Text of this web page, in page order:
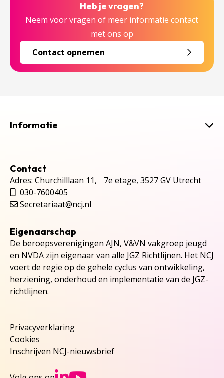
Heb je vragen?
Neem voor vragen of meer informatie contact
met ons op
Contact opnemen
Informatie
Contact
Adres: Churchilllaan 11, 7e etage, 3527 GV Utrecht
030-7600405
Secretariaat@ncj.nl
Eigenaarschap
De beroepsverenigingen AJN, V&VN vakgroep jeugd
en NVDA zijn eigenaar van alle JGZ Richtlijnen. Het NCJ
voert de regie op de gehele cyclus van ontwikkeling,
herziening, onderhoud en implementatie van de JGZ-
richtlijnen.
Privacyverklaring
Cookies
Inschrijven NCJ-nieuwsbrief